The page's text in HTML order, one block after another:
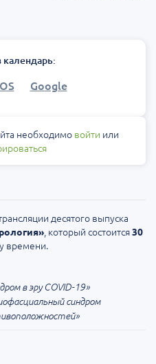
Google
необходимо войти или
десятого выпуска
, который состоится30
времени.
в эру COVID-19»
синдром